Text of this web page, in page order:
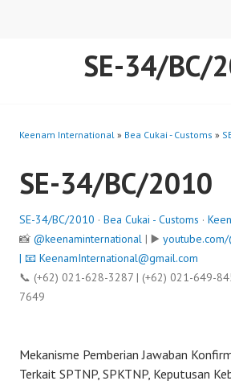
SE-34/BC/
Keenam International » Bea Cukai - Customs »
SE-34/BC/2010
SE-34/BC/2010 · Bea Cukai - Customs ·
📸 @keenaminternational | ▶️
| 📧 KeenamInternational@gmail.com
📞 (+62) 021-628-3287 | (+62) 021-649-
7649
Mekanisme Pemberian Jawaban
Terkait SPTNP, SPKTNP, Keputusan